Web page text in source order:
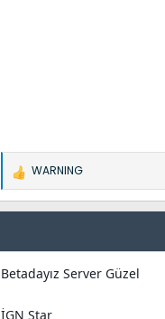
İ
a
e
l
WARNING
Betadayız Server Güzel
İGN Star